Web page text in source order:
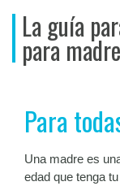
La guía
para
Para
Una madre es
edad que tenga